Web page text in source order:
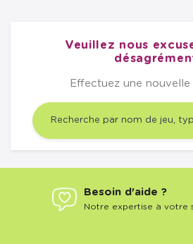
Veuillez nous
Effectuez une
Besoin d'aide ?
Notre expertise à votre